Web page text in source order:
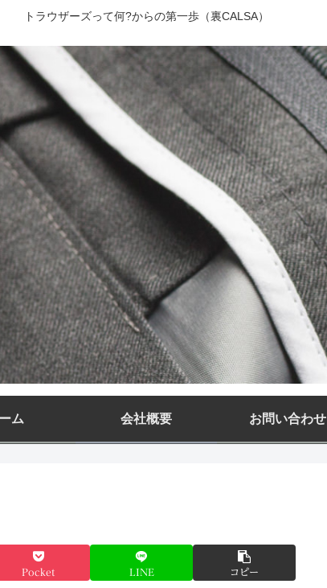
トラウザーズって何?からの第一歩（裏CALSA）
ム 会社概要 お問い合わせ
Pocket LINE コピー